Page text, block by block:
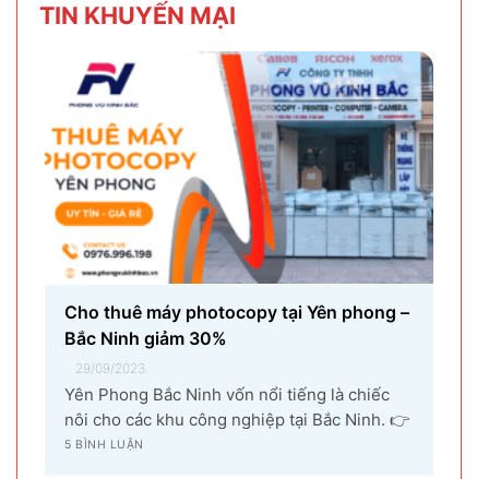
nhân...
TIN KHUYẾN MẠI
Cho thuê máy photocopy tại Yên phong –
Bắc Ninh giảm 30%
29/09/2023
Yên Phong Bắc Ninh vốn nổi tiếng là chiếc
nôi cho các khu công nghiệp tại Bắc Ninh. 👉
Với sự góp mặt của tập đoàn SamSung đầu tư
5 BÌNH LUẬN